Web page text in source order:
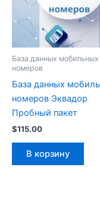
База данных мобильных
номеров
База данных
номеров Эквадор
Пробный пакет
$115.00
В корзину